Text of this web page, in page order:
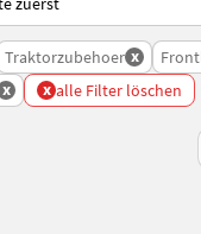
Traktorzubehoer x
x x alle Filter löschen